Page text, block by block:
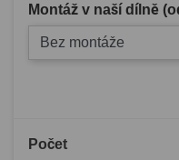
Montáž v naší dílně
Bez montáže
Počet